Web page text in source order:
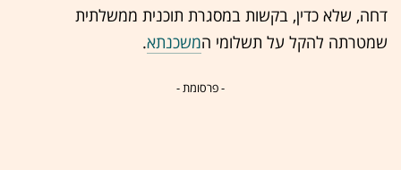
דחה, שלא כדין, בקשות במסגרת תוכנית ממשלתית
שמטרתה להקל על תשלומי המשכנתא.
- פרסומת -